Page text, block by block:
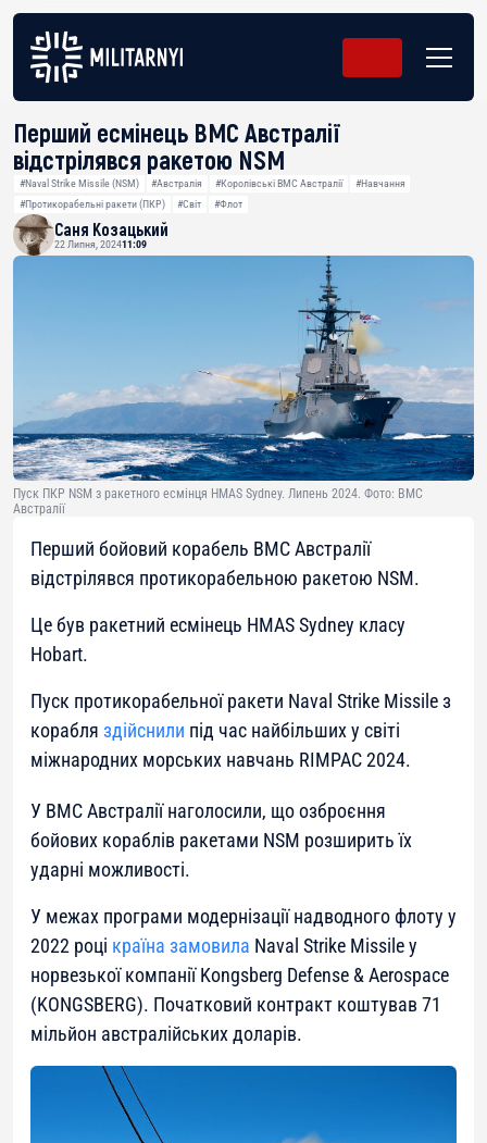
Перший есмінець ВМС Австралії
відстрілявся ракетою NSM
#Naval Strike Missile (NSM) #Австралія #Королівські ВМС Австралії
#Навчання
#Протикорабельні ракети (ПКР)
#Світ #Флот
Саня Козацький
22 Липня, 202411:09
Пуск ПКР NSM з ракетного есмінця HMAS Sydney. Липень 2024. Фото: ВМС
Австралії
Перший бойовий корабель ВМС Австралії
відстрілявся протикорабельною ракетою NSM.
Це був ракетний есмінець HMAS Sydney класу
Hobart.
Пуск протикорабельної ракети Naval Strike Missile з
корабля здійснили під час найбільших у світі
міжнародних морських навчань RIMPAC 2024.
У ВМС Австралії наголосили, що озброєння
бойових кораблів ракетами NSM розширить їх
ударні можливості.
У межах програми модернізації надводного флоту у
2022 році країна замовила Naval Strike Missile у
норвезької компанії Kongsberg Defense & Aerospace
(KONGSBERG). Початковий контракт коштував 71
мільйон австралійських доларів.